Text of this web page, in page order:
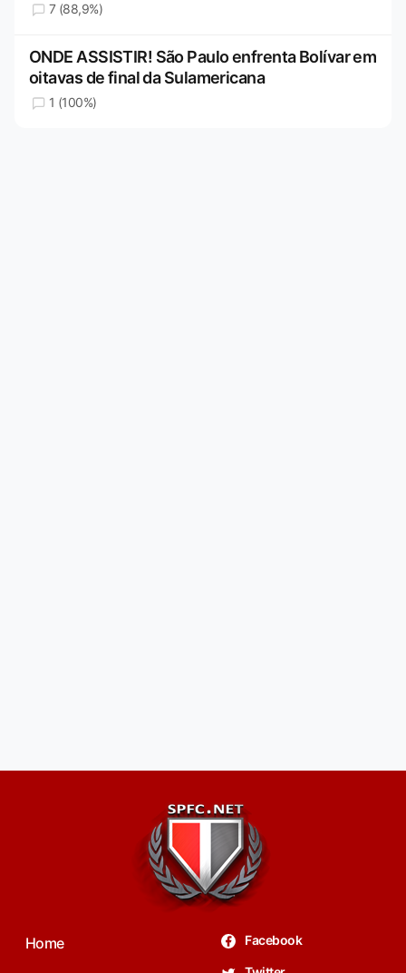
7 (88,9%)
ONDE ASSISTIR! São Paulo enfrenta Bolívar em
oitavas de final da Sulamericana
1 (100%)
Home Facebook